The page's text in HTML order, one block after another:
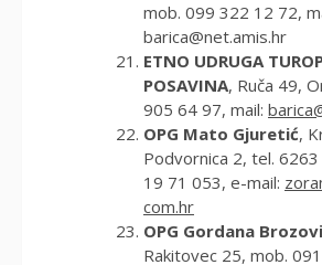
mob. 099 322 12 72,
barica@net.amis.hr
ETNO UDRUGA
POSAVINA, Ruča 49,
905 64 97, mail:
OPG Mato Gjuretić,
Podvornica 2, tel.
19 71 053, e-mail:
com.hr
OPG Gordana
Rakitovec 25, mob.